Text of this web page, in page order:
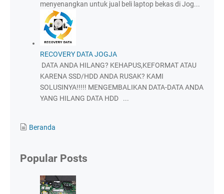
menyenangkan untuk jual beli laptop bekas di Jog...
RECOVERY DATA JOGJA
DATA ANDA HILANG? KEHAPUS,KEFORMAT ATAU
KARENA SSD/HDD ANDA RUSAK? KAMI
SOLUSINYA!!!!! MENGEMBALIKAN DATA-DATA ANDA
YANG HILANG DATA HDD ...
Beranda
Popular Posts